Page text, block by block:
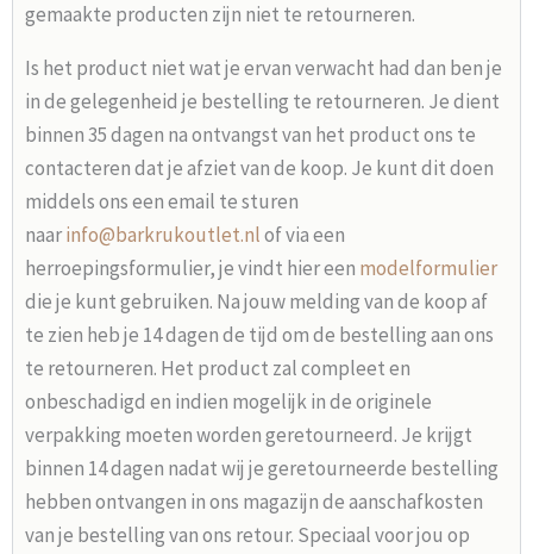
gemaakte producten zijn niet te retourneren.
Is het product niet wat je ervan verwacht had dan ben je
in de gelegenheid je bestelling te retourneren. Je dient
binnen 35 dagen na ontvangst van het product ons te
contacteren dat je afziet van de koop. Je kunt dit doen
middels ons een email te sturen
naarinfo@barkrukoutlet.nlof via een
herroepingsformulier, je vindt hier een modelformulier
die je kunt gebruiken. Na jouw melding van de koop af
te zien heb je 14 dagen de tijd om de bestelling aan ons
te retourneren. Het product zal compleet en
onbeschadigd en indien mogelijk in de originele
verpakking moeten worden geretourneerd. Je krijgt
binnen 14 dagen nadat wij je geretourneerde bestelling
hebben ontvangen in ons magazijn de aanschafkosten
van je bestelling van ons retour. Speciaal voor jou op